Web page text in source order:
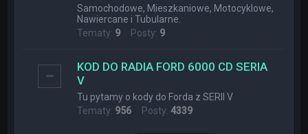
Samochodowe, Mieszkaniowe, Motocyklowe,
Nawiercane i Tubularne.
Tematy: 9 Posty: 9
KOD DO RADIA FORD 6000 CD SERIA
V
Tu pytamy o kody do Forda z SERII V
Tematy: 956 Posty:4339